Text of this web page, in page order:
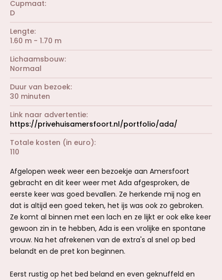
Cupmaat
D
Lengte
1.60 m - 1.70 m
Lichaamsbouw
Normaal
Duur van bezoek
30 minuten
Link naar advertentie
https://privehuisamersfoort.nl/portfolio/ada/
Totale kosten (in euro)
110
Afgelopen week weer een bezoekje aan Amersfoort
gebracht en dit keer weer met Ada afgesproken, de
eerste keer was goed bevallen. Ze herkende mij nog en
dat is altijd een goed teken, het ijs was ook zo gebroken.
Ze komt al binnen met een lach en ze lijkt er ook elke keer
gewoon zin in te hebben, Ada is een vrolijke en spontane
vrouw. Na het afrekenen van de extra's al snel op bed
belandt en de pret kon beginnen.
Eerst rustig op het bed beland en even geknuffeld en